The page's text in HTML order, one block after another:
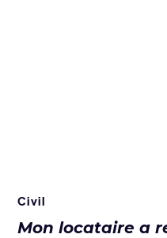
Civil
Mon locataire a